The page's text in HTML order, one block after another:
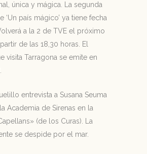
única y mágica. La segunda
‘Un país mágico’ ya tiene fecha
a la 2 de TVE el próximo
de las 18,30 horas. El
visita Tarragona se emite en
entrevista a Susana Seuma
Academia de Sirenas en la
(de los Curas). La
se despide por el mar.